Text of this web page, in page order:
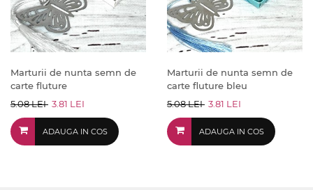
Marturii de nunta semn de
carte fluture
5.08 LEI 3.81 LEI
ADAUGA IN COS
Marturii de nunta semn de
carte fluture bleu
5.08 LEI 3.81 LEI
ADAUGA IN COS